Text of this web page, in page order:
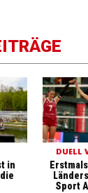
in
DUELL
Sport